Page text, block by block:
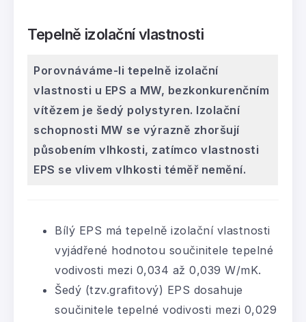
Tepelně izolační vlastnosti
Porovnáváme-li tepelně izolační
vlastnosti u EPS a MW, bezkonkurenčním
vítězem je šedý polystyren. Izolační
schopnosti MW se výrazně zhoršují
působením vlhkosti, zatímco vlastnosti
EPS se vlivem vlhkosti téměř nemění.
Bílý EPS má tepelně izolační vlastnosti
vyjádřené hodnotou součinitele tepelné
vodivosti mezi 0,034 až 0,039 W/mK.
Šedý (tzv.grafitový) EPS dosahuje
součinitele tepelné vodivosti mezi 0,029